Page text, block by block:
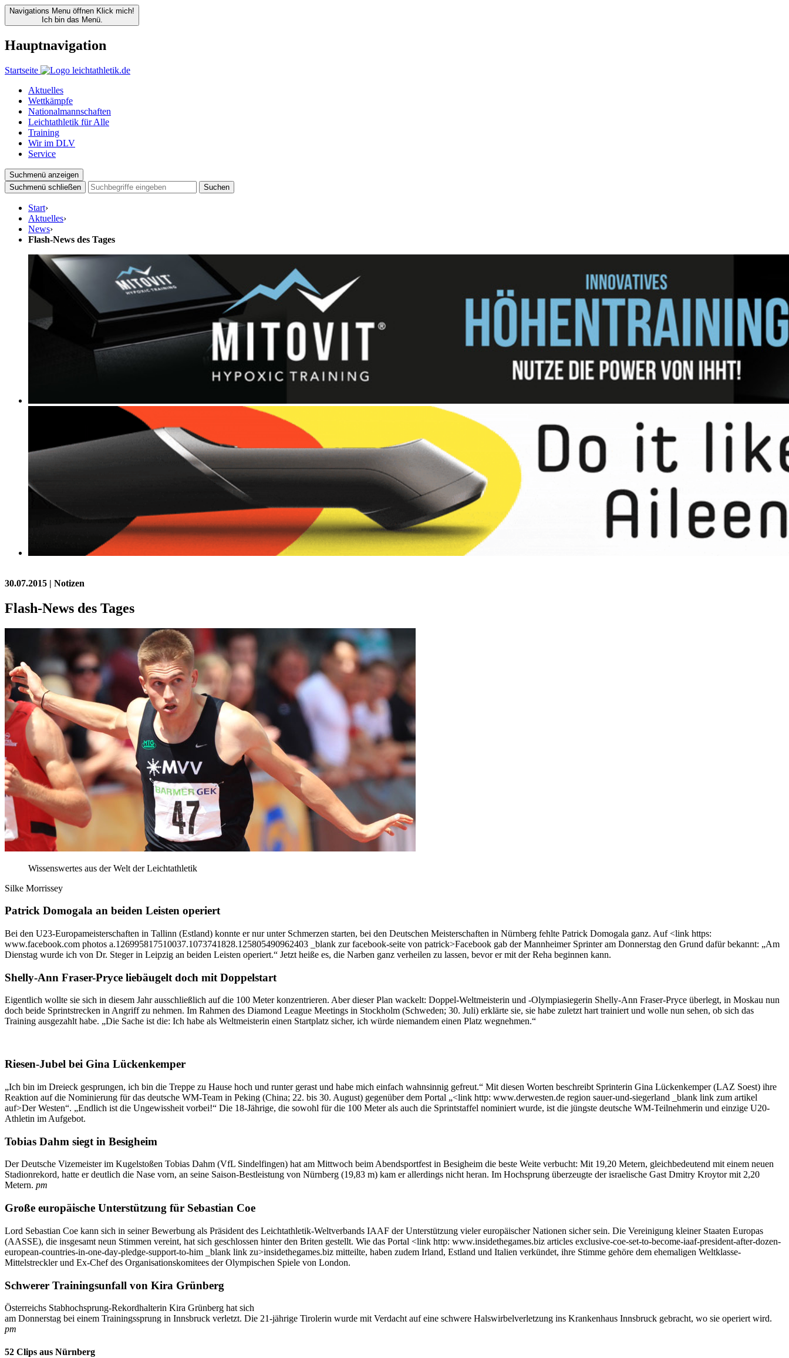
Navigations Menu öffnen Klick mich!
Ich bin das Menü.
Hauptnavigation
Startseite
Aktuelles
Wettkämpfe
Nationalmannschaften
Leichtathletik für Alle
Training
Wir im DLV
Service
Suchmenü anzeigen
Suchmenü schließen
Suchen
Start›
Aktuelles›
News›
Flash-News des Tages
30.07.2015 | Notizen
Flash-News des Tages
Wissenswertes aus der Welt der Leichtathletik
Silke Morrissey
Patrick Domogala an beiden Leisten operiert
Bei den U23-Europameisterschaften in Tallinn (Estland) konnte er nur unter Schmerzen starten, bei den Deutschen Meisterschaften in Nürnberg fehlte Patrick Domogala ganz. Auf <link https:
www.facebook.com photos a.126995817510037.1073741828.125805490962403 _blank zur facebook-seite von patrick>Facebook gab der Mannheimer Sprinter am Donnerstag den Grund dafür bekannt: „Am
Dienstag wurde ich von Dr. Steger in Leipzig an beiden Leisten operiert.“ Jetzt heiße es, die Narben ganz verheilen zu lassen, bevor er mit der Reha beginnen kann.
Shelly-Ann Fraser-Pryce liebäugelt doch mit Doppelstart
Eigentlich wollte sie sich in diesem Jahr ausschließlich auf die 100 Meter konzentrieren. Aber dieser Plan wackelt: Doppel-Weltmeisterin und -Olympiasiegerin Shelly-Ann Fraser-Pryce überlegt, in Moskau nun
doch beide Sprintstrecken in Angriff zu nehmen. Im Rahmen des Diamond League Meetings in Stockholm (Schweden; 30. Juli) erklärte sie, sie habe zuletzt hart trainiert und wolle nun sehen, ob sich das
Training ausgezahlt habe. „Die Sache ist die: Ich habe als Weltmeisterin einen Startplatz sicher, ich würde niemandem einen Platz wegnehmen.“
Riesen-Jubel bei Gina Lückenkemper
„Ich bin im Dreieck gesprungen, ich bin die Treppe zu Hause hoch und runter gerast und habe mich einfach wahnsinnig gefreut.“ Mit diesen Worten beschreibt Sprinterin Gina Lückenkemper (LAZ Soest) ihre
Reaktion auf die Nominierung für das deutsche WM-Team in Peking (China; 22. bis 30. August) gegenüber dem Portal „<link http: www.derwesten.de region sauer-und-siegerland _blank link zum artikel
auf>Der Westen“. „Endlich ist die Ungewissheit vorbei!“ Die 18-Jährige, die sowohl für die 100 Meter als auch die Sprintstaffel nominiert wurde, ist die jüngste deutsche WM-Teilnehmerin und einzige U20-
Athletin im Aufgebot.
Tobias Dahm siegt in Besigheim
Der Deutsche Vizemeister im Kugelstoßen Tobias Dahm (VfL Sindelfingen) hat am Mittwoch beim Abendsportfest in Besigheim die beste Weite verbucht: Mit 19,20 Metern, gleichbedeutend mit einem neuen
Stadionrekord, hatte er deutlich die Nase vorn, an seine Saison-Bestleistung von Nürnberg (19,83 m) kam er allerdings nicht heran. Im Hochsprung überzeugte der israelische Gast Dmitry Kroytor mit 2,20
Metern. pm
Große europäische Unterstützung für Sebastian Coe
Lord Sebastian Coe kann sich in seiner Bewerbung als Präsident des Leichtathletik-Weltverbands IAAF der Unterstützung vieler europäischer Nationen sicher sein. Die Vereinigung kleiner Staaten Europas
(AASSE), die insgesamt neun Stimmen vereint, hat sich geschlossen hinter den Briten gestellt. Wie das Portal <link http: www.insidethegames.biz articles exclusive-coe-set-to-become-iaaf-president-after-dozen-
european-countries-in-one-day-pledge-support-to-him _blank link zu>insidethegames.biz mitteilte, haben zudem Irland, Estland und Italien verkündet, ihre Stimme gehöre dem ehemaligen Weltklasse-
Mittelstreckler und Ex-Chef des Organisationskomitees der Olympischen Spiele von London.
Schwerer Trainingsunfall von Kira Grünberg
Österreichs Stabhochsprung-Rekordhalterin Kira Grünberg hat sich
am Donnerstag bei einem Trainingssprung in Innsbruck verletzt. Die 21-jährige Tirolerin wurde mit Verdacht auf eine schwere Halswirbelverletzung ins Krankenhaus Innsbruck gebracht, wo sie operiert wird.
pm
52 Clips aus Nürnberg